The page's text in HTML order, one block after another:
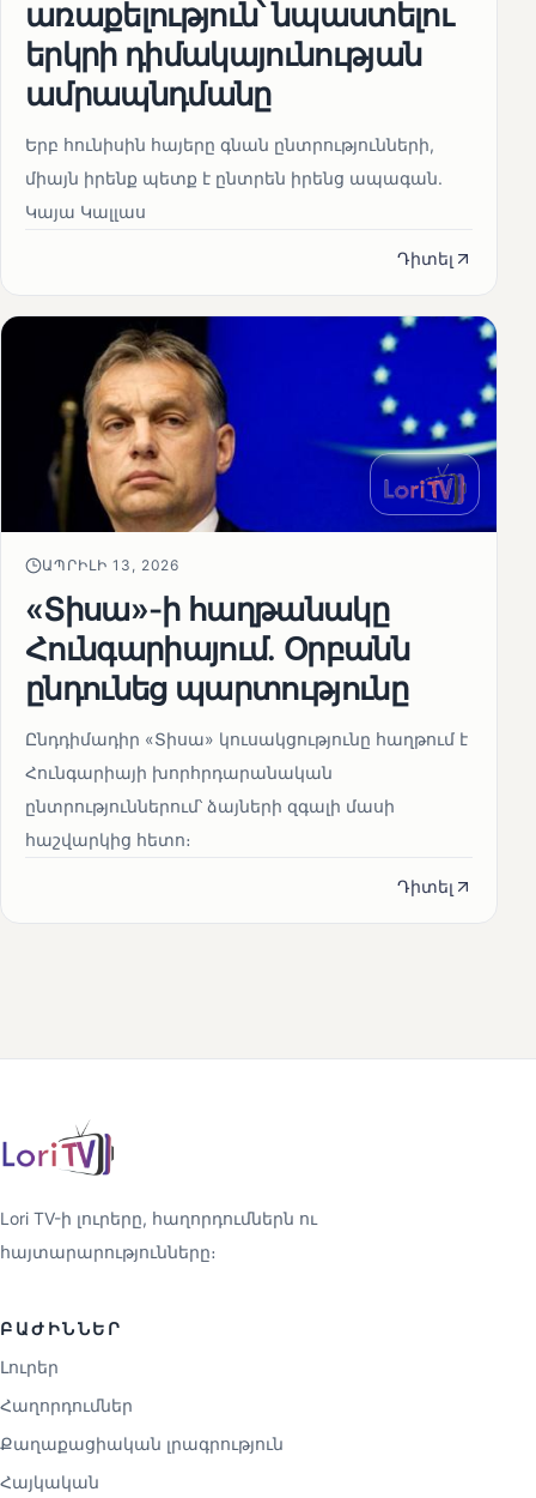
առաքելություն՝ նպաստելու
երկրի դիմակայունության
ամրապնդմանը
Երբ հունիսին հայերը գնան ընտրությունների,
միայն իրենք պետք է ընտրեն իրենց ապագան.
Կայա Կալլաս
Դիտել
ԱՊՐԻԼԻ 13, 2026
«Տիսա»-ի հաղթանակը
Հունգարիայում․ Օրբանն
ընդունեց պարտությունը
Ընդդիմադիր «Տիսա» կուսակցությունը հաղթում է
Հունգարիայի խորհրդարանական
ընտրություններում՝ ձայների զգալի մասի
հաշվարկից հետո։
Դիտել
Lori TV-ի լուրերը, հաղորդումներն ու
հայտարարությունները։
ԲԱԺԻՆՆԵՐ
Լուրեր
Հաղորդումներ
Քաղաքացիական լրագրություն
Հայկական